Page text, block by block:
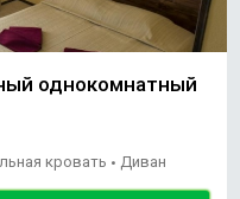
однокомнатный
кровать • Диван